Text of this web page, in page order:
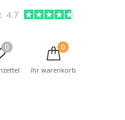
0
ihr warenkorb
0
4.7